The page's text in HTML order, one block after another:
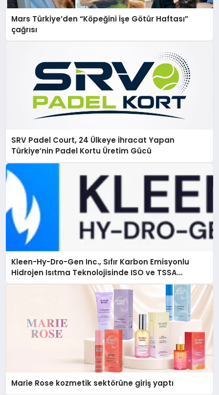
Mars Türkiye’den “Köpeğini İşe Götür Haftası”
çağrısı
SRV Padel Court, 24 Ülkeye İhracat Yapan
Türkiye’nin Padel Kortu Üretim Gücü
Kleen-Hy-Dro-Gen Inc., Sıfır Karbon Emisyonlu
Hidrojen Isıtma Teknolojisinde ISO ve TSSA
Düzenleyici Onaylarını Aldı
Marie Rose kozmetik sektörüne giriş yaptı